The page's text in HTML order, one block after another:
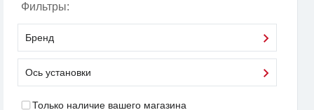
Фильтры:
Бренд
Ось установки
Только наличие вашего магазина